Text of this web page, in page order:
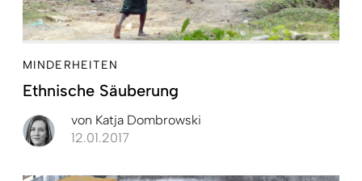
MINDERHEITEN
Ethnische Säuberung
von Katja Dombrowski
12.01.2017